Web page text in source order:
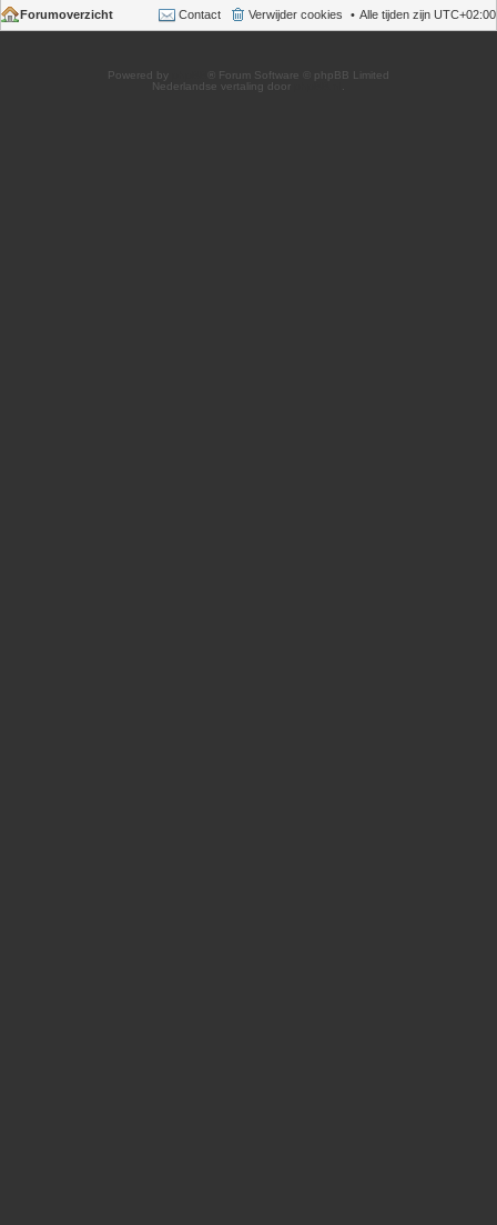
Forumoverzicht Alle tijden zijn UTC+02:00
Verwijder cookies
Contact
Powered by
® Forum Software © phpBB Limited
Nederlandse vertaling door